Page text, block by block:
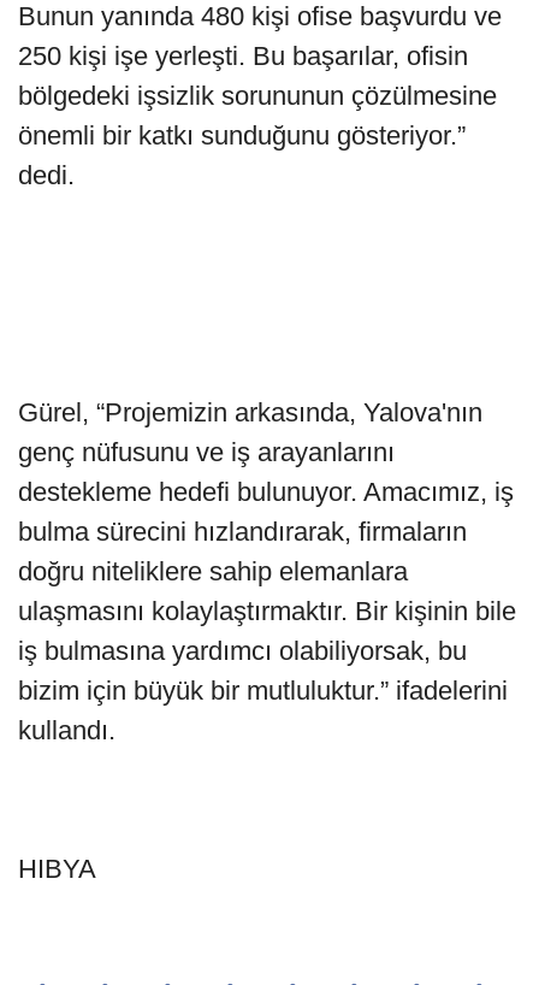
Bunun yanında 480 kişi ofise başvurdu ve
250 kişi işe yerleşti. Bu başarılar, ofisin
bölgedeki işsizlik sorununun çözülmesine
önemli bir katkı sunduğunu gösteriyor.”
dedi.
Gürel, “Projemizin arkasında, Yalova'nın
genç nüfusunu ve iş arayanlarını
destekleme hedefi bulunuyor. Amacımız, iş
bulma sürecini hızlandırarak, firmaların
doğru niteliklere sahip elemanlara
ulaşmasını kolaylaştırmaktır. Bir kişinin bile
iş bulmasına yardımcı olabiliyorsak, bu
bizim için büyük bir mutluluktur.” ifadelerini
kullandı.
HIBYA